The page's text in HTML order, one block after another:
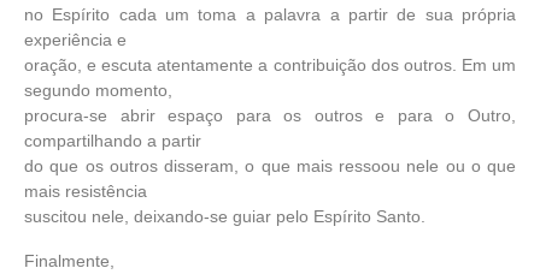
no Espírito cada um toma a palavra a partir de sua própria
experiência e
oração, e escuta atentamente a contribuição dos outros. Em um
segundo momento,
procura-se abrir espaço para os outros e para o Outro,
compartilhando a partir
do que os outros disseram, o que mais ressoou nele ou o que
mais resistência
suscitou nele, deixando-se guiar pelo Espírito Santo.
Finalmente,